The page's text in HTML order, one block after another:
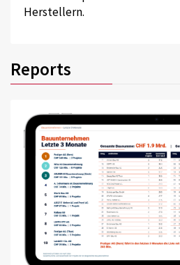
Herstellern.
Reports